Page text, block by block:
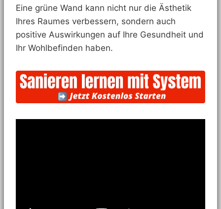
Eine grüne Wand kann nicht nur die Ästhetik
Ihres Raumes verbessern, sondern auch
positive Auswirkungen auf Ihre Gesundheit und
Ihr Wohlbefinden haben.